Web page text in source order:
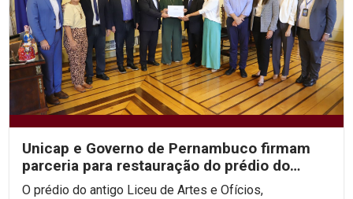
Unicap e Governo de Pernambuco firmam
parceria para restauração do prédio do
antigo Liceu de...
O prédio do antigo Liceu de Artes e Ofícios,